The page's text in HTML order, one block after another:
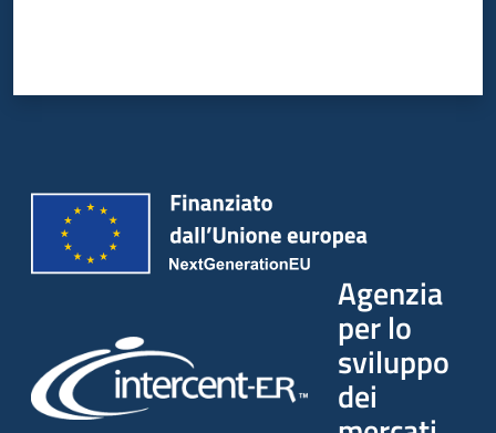
Agenzia
per lo
sviluppo
dei